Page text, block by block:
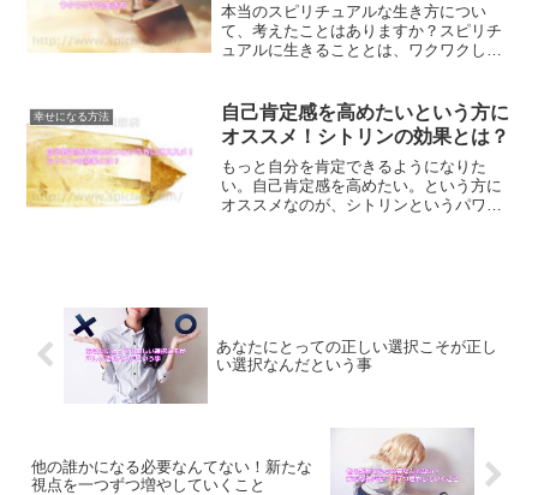
本当のスピリチュアルな生き方につい
て、考えたことはありますか？スピリチ
ュアルに生きることとは、ワクワクしな
幸せになる方法
自己肯定感を高めたいという方に
オススメ！シトリンの効果とは？
もっと自分を肯定できるようになりた
い。自己肯定感を高めたい。という方に
オススメなのが、シトリンというパワー
あなたにとっての正しい選択こそが正し
い選択なんだという事
他の誰かになる必要なんてない！新たな
視点を一つずつ増やしていくこと